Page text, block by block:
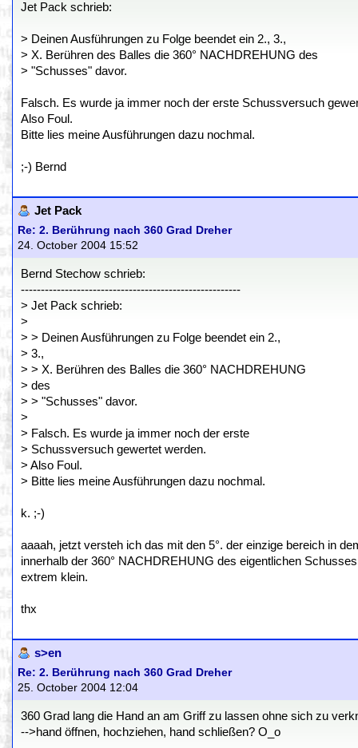
Jet Pack schrieb:
> Deinen Ausführungen zu Folge beendet ein 2., 3.,
> X. Berühren des Balles die 360° NACHDREHUNG des
> "Schusses" davor.
Falsch. Es wurde ja immer noch der erste Schussversuch
Also Foul.
Bitte lies meine Ausführungen dazu nochmal.
;-) Bernd
Jet Pack
Re: 2. Berührung nach 360 Grad Dreher
24. October 2004 15:52
Bernd Stechow schrieb:
-------------------------------------------------------
> Jet Pack schrieb:
>
> > Deinen Ausführungen zu Folge beendet ein 2.,
> 3.,
> > X. Berühren des Balles die 360° NACHDREHUNG
> des
> > "Schusses" davor.
>
> Falsch. Es wurde ja immer noch der erste
> Schussversuch gewertet werden.
> Also Foul.
> Bitte lies meine Ausführungen dazu nochmal.
k. ;-)
aaaah, jetzt versteh ich das mit den 5°. der einzige bereich in
innerhalb der 360° NACHDREHUNG des eigentlichen
extrem klein.
thx
s>en
Re: 2. Berührung nach 360 Grad Dreher
25. October 2004 12:04
360 Grad lang die Hand an am Griff zu lassen ohne sich zu
-->hand öffnen, hochziehen, hand schließen? O_o